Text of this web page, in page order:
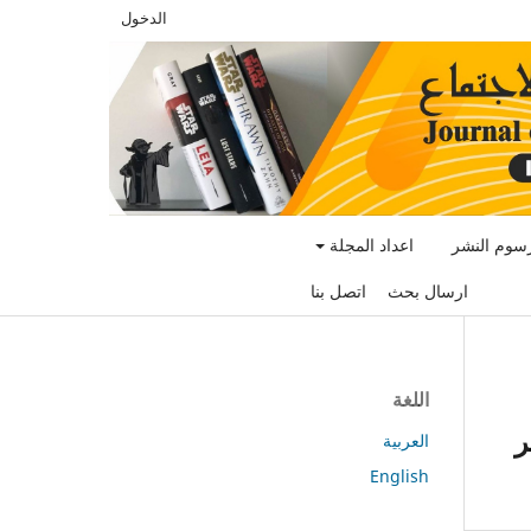
النشر اعداد المجلة
ارسال بحث اتصل بنا
الدخول
اللغة
العربية
English